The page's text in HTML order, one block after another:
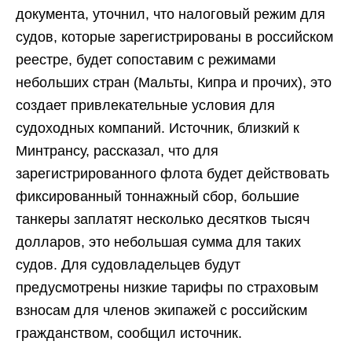
документа, уточнил, что налоговый режим для
судов, которые зарегистрированы в российском
реестре, будет сопоставим с режимами
небольших стран (Мальты, Кипра и прочих), это
создает привлекательные условия для
судоходных компаний. Источник, близкий к
Минтрансу, рассказал, что для
зарегистрированного флота будет действовать
фиксированный тоннажный сбор, большие
танкеры заплатят несколько десятков тысяч
долларов, это небольшая сумма для таких
судов. Для судовладельцев будут
предусмотрены низкие тарифы по страховым
взносам для членов экипажей с российским
гражданством, сообщил источник.